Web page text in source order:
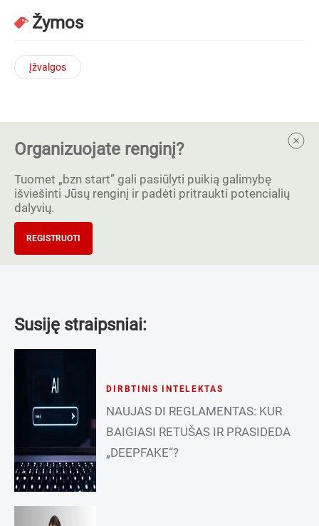
Žymos
Įžvalgos
Organizuojate renginį?
Tuomet „bzn start” gali pasiūlyti puikią galimybę
išviešinti Jūsų renginį ir padėti pritraukti potencialių
dalyvių.
REGISTRUOTI
Susiję straipsniai:
DIRBTINIS INTELEKTAS
NAUJAS DI REGLAMENTAS: KUR
BAIGIASI RETUŠAS IR PRASIDEDA
„DEEPFAKE“?